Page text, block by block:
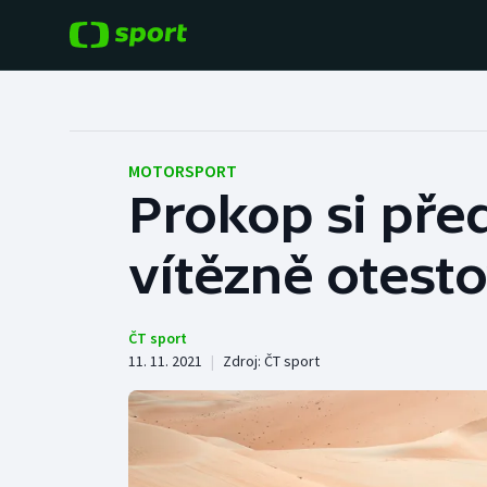
Hokej
Tenis
Cyklistika
Baseball a softbal
Basketbal
Boby a skeleton
Box
MOTORSPORT
Prokop si
vítězně
ČT sport
11. 11. 2021 | Zdroj: ČT sport